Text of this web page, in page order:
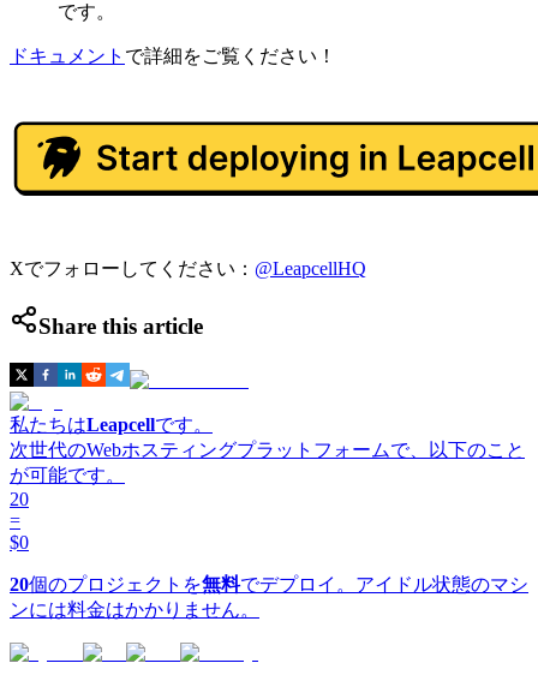
です。
ドキュメント で詳細をご覧ください！
Xでフォローしてください： @LeapcellHQ
Share this article
私たちはLeapcellです。
次世代のWebホスティングプラットフォームで、以下のこと
が可能です。
20
=
$0
20個のプロジェクトを無料でデプロイ。アイドル状態のマシ
ンには料金はかかりません。